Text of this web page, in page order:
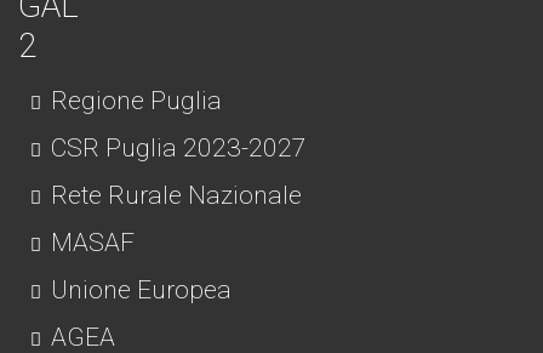
Regione Puglia
CSR Puglia 2023-2027
Rete Rurale Nazionale
MASAF
Unione Europea
AGEA